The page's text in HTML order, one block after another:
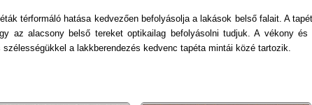
térformáló hatása kedvezően befolyásolja a lakások belső falait. A
az alacsony belső tereket optikailag befolyásolni tudjuk. A vékony
a lakkberendezés kedvenc tapéta mintái közé tartozik.